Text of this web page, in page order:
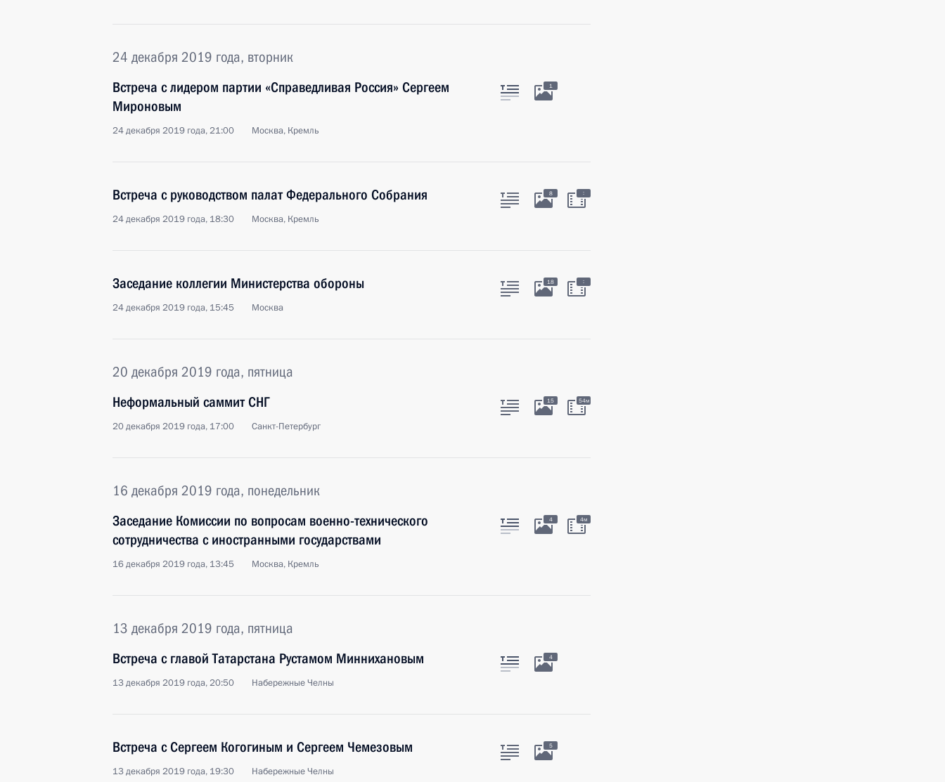
24 декабря 2019 года, вторник
Встреча с лидером партии «Справедливая Россия» Сергеем
Мироновым
24 декабря 2019 года, 21:00 Москва, Кремль
1
Встреча с руководством палат Федерального Собрания
24 декабря 2019 года, 18:30 Москва, Кремль
8 :
Заседание коллегии Министерства обороны
24 декабря 2019 года, 15:45 Москва
18 :
20 декабря 2019 года, пятница
Неформальный саммит СНГ
20 декабря 2019 года, 17:00 Санкт-Петербург
15 54м
16 декабря 2019 года, понедельник
Заседание Комиссии по вопросам военно-технического
сотрудничества с иностранными государствами
16 декабря 2019 года, 13:45 Москва, Кремль
4 4м
13 декабря 2019 года, пятница
Встреча с главой Татарстана Рустамом Миннихановым
13 декабря 2019 года, 20:50 Набережные Челны
4
Встреча с Сергеем Когогиным и Сергеем Чемезовым
13 декабря 2019 года, 19:30 Набережные Челны
5